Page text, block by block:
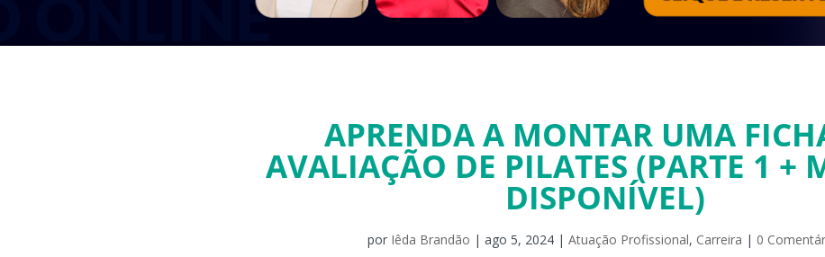
APRENDA A MONTAR UMA
AVALIAÇÃO DE PILATES (PARTE 1 +
DISPONÍVEL)
por Iêda Brandão | ago 5, 2024 | Atuação Profissional, Carreira | 0